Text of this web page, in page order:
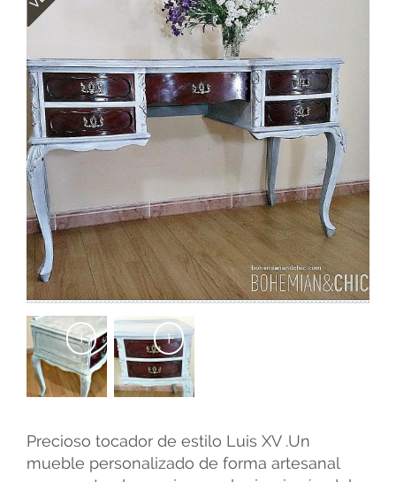
+ +
Precioso tocador de estilo Luis XV .Un
mueble personalizado de forma artesanal